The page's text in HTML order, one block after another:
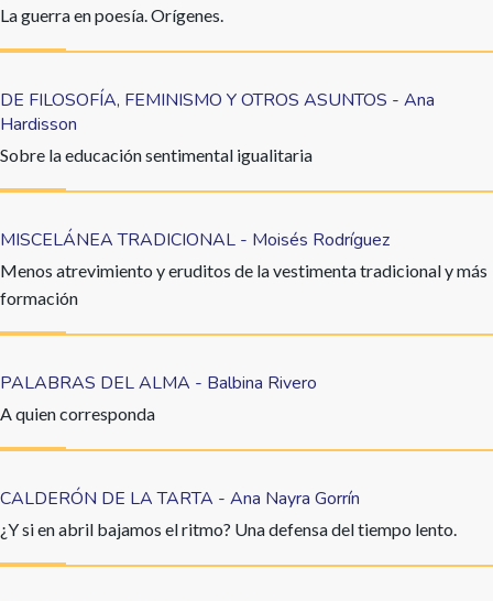
La guerra en poesía. Orígenes.
DE FILOSOFÍA, FEMINISMO Y OTROS ASUNTOS - Ana
Hardisson
Sobre la educación sentimental igualitaria
MISCELÁNEA TRADICIONAL - Moisés Rodríguez
Menos atrevimiento y eruditos de la vestimenta tradicional y más
formación
PALABRAS DEL ALMA - Balbina Rivero
A quien corresponda
CALDERÓN DE LA TARTA - Ana Nayra Gorrín
¿Y si en abril bajamos el ritmo? Una defensa del tiempo lento.